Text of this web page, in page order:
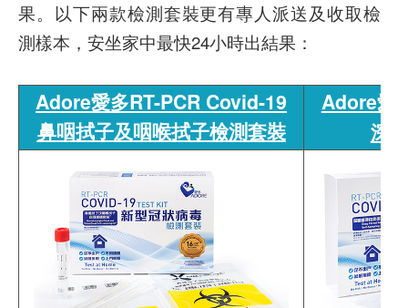
果。以下兩款檢測套裝更有專人派送及收取檢
測樣本，安坐家中最快24小時出結果：
Adore愛多RT-PCR Covid-19
鼻咽拭子及咽喉拭子檢測套裝
Adore愛
深